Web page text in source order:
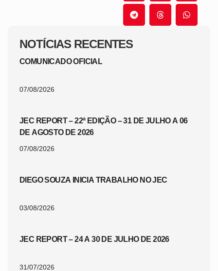
NOTÍCIAS RECENTES
COMUNICADO OFICIAL
07/08/2026
JEC REPORT – 22ª EDIÇÃO – 31 DE JULHO A 06
DE AGOSTO DE 2026
07/08/2026
DIEGO SOUZA INICIA TRABALHO NO JEC
03/08/2026
JEC REPORT – 24 A 30 DE JULHO DE 2026
31/07/2026